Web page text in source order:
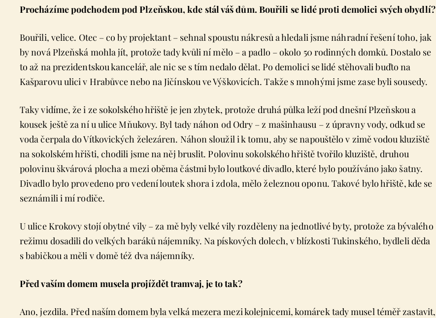
Procházíme podchodem pod Plzeňskou, kde stál váš dům. Bouřili se lidé proti demolici svých obydlí?
Bouřili, velice. Otec – co by projektant – sehnal spoustu nákresů a hledali jsme náhradní řešení toho, jak
by nová Plzeňská mohla jít, protože tady kvůli ní mělo – a padlo – okolo 50 rodinných domků. Dostalo se
to až na prezidentskou kancelář, ale nic se s tím nedalo dělat. Po demolici se lidé stěhovali buďto na
Kašparovu ulici v Hrabůvce nebo na Jičínskou ve Výškovicích. Takže s mnohými jsme zase byli sousedy.
Taky vidíme, že i ze sokolského hřiště je jen zbytek, protože druhá půlka leží pod dnešní Plzeňskou a
kousek ještě za ní u ulice Mňukovy. Byl tady náhon od Odry – z mašinhausu – z úpravny vody, odkud se
voda čerpala do Vítkovických železáren. Náhon sloužil i k tomu, aby se napouštělo v zimě vodou kluziště
na sokolském hřišti, chodili jsme na něj bruslit. Polovinu sokolského hřiště tvořilo kluziště, druhou
polovinu škvárová plocha a mezi oběma částmi bylo loutkové divadlo, které bylo používáno jako šatny.
Divadlo bylo provedeno pro vedení loutek shora i zdola, mělo železnou oponu. Takové bylo hřiště, kde se
seznámili i mí rodiče.
U ulice Krokovy stojí obytné vily – za mě byly velké vily rozděleny na jednotlivé byty, protože za bývalého
režimu dosadili do velkých baráků nájemníky. Na pískových dolech, v blízkosti Tukinského, bydleli děda
s babičkou a měli v domě též dva nájemníky.
Před vaším domem musela projíždět tramvaj, je to tak?
Ano, jezdila. Před naším domem byla velká mezera mezi kolejnicemi, komárek tady musel téměř zastavit,